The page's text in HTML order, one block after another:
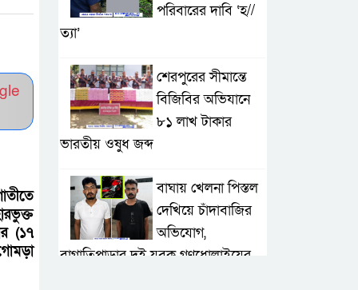
(১৭
পরিবারের দাবি ‘হ//
ত্যা’
শেরপুরের সীমান্তে
বিজিবির অভিযানে
৮১ লাখ টাকার
ভারতীয় ওষুধ জব্দ
বাঘায় খেলনা পিস্তল
দেখিয়ে চাঁদাবাজির
অভিযোগ,
বাগাতিপাড়ার দুই যুবক গণধোলাইয়ের